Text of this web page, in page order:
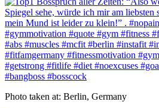
Photo taken at: Berlin, Germany